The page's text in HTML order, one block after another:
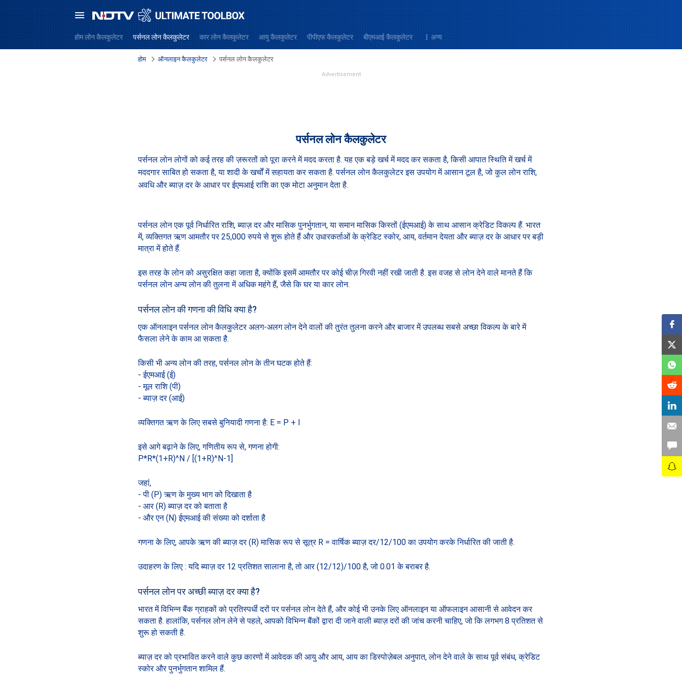
होम लोन कैलकुलेटर पर्सनल लोन कैलकुलेटर कार लोन कैलकुलेटर आयु कैलकुलेटर पीपीएफ कैलकुलेटर बीएमआई कैलकुलेटर अन्‍य
होम ऑनलाइन कैलकुलेटर पर्सनल लोन कैलकुलेटर
Advertisement
पर्सनल लोन कैलकुलेटर
पर्सनल लोन लोगों को कई तरह की ज़रूरतों को पूरा करने में मदद करता है. यह एक बड़े खर्च में मदद कर सकता है, किसी आपात स्थिति में खर्च में
मददगार साबित हो सकता है, या शादी के खर्चों में सहायता कर सकता है. पर्सनल लोन कैलकुलेटर इस उपयोग में आसान टूल है, जो कुल लोन राशि,
अवधि और ब्याज़ दर के आधार पर ईएमआई राशि का एक मोटा अनुमान देता है.
पर्सनल लोन एक पूर्व निर्धारित राशि, ब्याज़ दर और मासिक पुनर्भुगतान, या समान मासिक किस्तों (ईएमआई) के साथ आसान क्रेडिट विकल्प हैं. भारत
में, व्यक्तिगत ऋण आमतौर पर 25,000 रुपये से शुरू होते हैं और उधारकर्ताओं के क्रेडिट स्कोर, आय, वर्तमान देयता और ब्याज़ दर के आधार पर बड़ी
मात्रा में होते हैं.
इस तरह के लोन को असुरक्षित कहा जाता है, क्योंकि इसमें आमतौर पर कोई चीज़ गिरवी नहीं रखी जाती है. इस वजह से लोन देने वाले मानते हैं कि
पर्सनल लोन अन्य लोन की तुलना में अधिक महंगे हैं, जैसे कि घर या कार लोन.
पर्सनल लोन की गणना की विधि क्या है?
एक ऑनलाइन पर्सनल लोन कैलकुलेटर अलग-अलग लोन देने वालों की तुरंत तुलना करने और बाजार में उपलब्ध सबसे अच्छा विकल्प के बारे में
फैसला लेने के काम आ सकता है.
किसी भी अन्य लोन की तरह, पर्सनल लोन के तीन घटक होते हैं:
- ईएमआई (ई)
- मूल राशि (पी)
- ब्याज़ दर (आई)
व्यक्तिगत ऋण के लिए सबसे बुनियादी गणना है: E = P + I
इसे आगे बढ़ाने के लिए, गणितीय रूप से, गणना होगी:
P*R*(1+R)^N / [(1+R)^N-1]
जहां,
- पी (P) ऋण के मुख्य भाग को दिखाता है
- आर (R) ब्याज़ दर को बताता है
- और एन (N) ईएमआई की संख्या को दर्शाता है
गणना के लिए, आपके ऋण की ब्याज़ दर (R) मासिक रूप से सूत्र R = वार्षिक ब्याज़ दर/12/100 का उपयोग करके निर्धारित की जाती है.
उदाहरण के लिए : यदि ब्याज़ दर 12 प्रतिशत सालाना है, तो आर (12/12)/100 है, जो 0.01 के बराबर है.
पर्सनल लोन पर अच्छी ब्याज़ दर क्या है?
भारत में विभिन्न बैंक ग्राहकों को प्रतिस्पर्धी दरों पर पर्सनल लोन देते हैं, और कोई भी उनके लिए ऑनलाइन या ऑफलाइन आसानी से आवेदन कर
सकता है. हालांकि, पर्सनल लोन लेने से पहले, आपको विभिन्न बैंकों द्वारा दी जाने वाली ब्याज़ दरों की जांच करनी चाहिए, जो कि लगभग 8 प्रतिशत से
शुरू हो सकती है.
ब्याज़ दर को प्रभावित करने वाले कुछ कारणों में आवेदक की आयु और आय, आय का डिस्पोज़ेबल अनुपात, लोन देने वाले के साथ पूर्व संबंध, क्रेडिट
स्कोर और पुनर्भुगतान शामिल हैं.